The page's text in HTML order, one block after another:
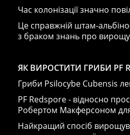
Час колонізації значно
Це справжній штам-
з браком знань про
ЯК ВИРОСТИТИ ГРИБИ PF
Гриби Psilocybe Cubensis
PF Redspore - відносно
Робертом Макферсоном
Найкращий спосіб